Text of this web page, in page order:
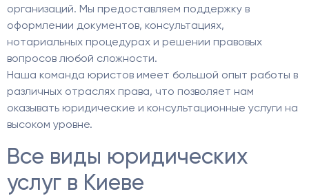
организаций. Мы предоставляем поддержку в
оформлении документов, консультациях,
нотариальных процедурах и решении правовых
вопросов любой сложности.
Наша команда юристов имеет большой опыт работы в
различных отраслях права, что позволяет нам
оказывать юридические и консультационные услуги на
высоком уровне.
Все виды юридических
услуг в Киеве